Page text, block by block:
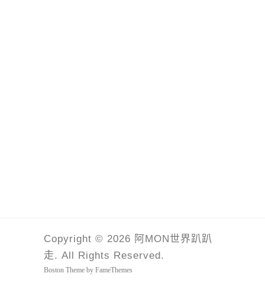
Copyright © 2026 阿MON世界趴趴
走. All Rights Reserved.
Boston Theme by FameThemes